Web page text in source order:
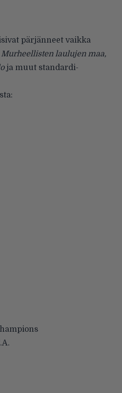
pärjänneet vaikka
laulujen maa,
ja muut standardi-